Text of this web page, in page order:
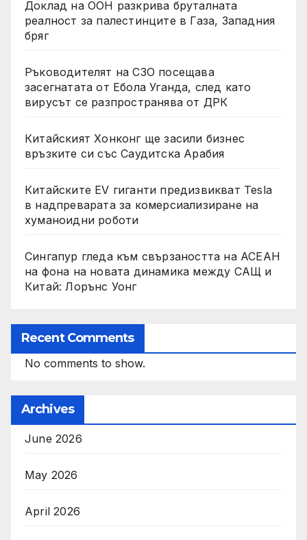
Доклад на ООН разкрива бруталната
реалност за палестинците в Газа, Западния
бряг
Ръководителят на СЗО посещава
засегнатата от Ебола Уганда, след като
вирусът се разпространява от ДРК
Китайският Хонконг ще засили бизнес
връзките си със Саудитска Арабия
Китайските EV гиганти предизвикват Tesla
в надпреварата за комерсиализиране на
хуманоидни роботи
Сингапур гледа към свързаността на АСЕАН
на фона на новата динамика между САЩ и
Китай: Лорънс Уонг
Recent Comments
No comments to show.
Archives
June 2026
May 2026
April 2026